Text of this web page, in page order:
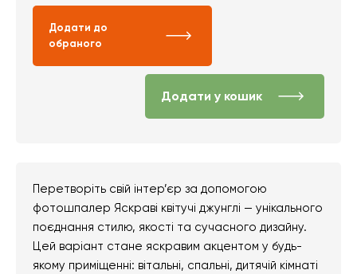
Додати до
обраного
Додати у кошик
Перетворіть свій інтер’єр за допомогою
фотошпалер Яскраві квітучі джунглі — унікального
поєднання стилю, якості та сучасного дизайну.
Цей варіант стане яскравим акцентом у будь-
якому приміщенні: вітальні, спальні, дитячій кімнаті